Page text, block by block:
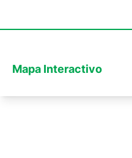
Mapa Interactivo